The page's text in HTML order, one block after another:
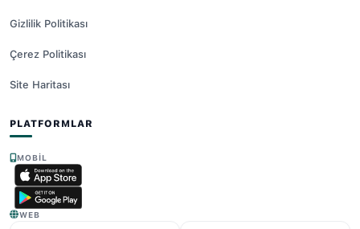
Gizlilik Politikası
Çerez Politikası
Site Haritası
PLATFORMLAR
MOBIL
WEB